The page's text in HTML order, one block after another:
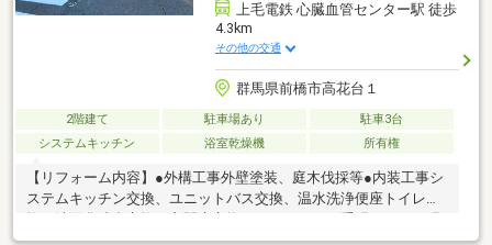
上毛電鉄 心臓血管センター駅 徒歩
4.3km
その他の交通
群馬県前橋市高花台１
2階建て 駐車場あり
駐車3台
システムキッチン
浴室乾燥機 所有権
【リフォーム内容】●外構工事外壁塗装、庭木伐採等●内装工事シ
ステムキッチン交換、ユニットバス交換、温水洗浄便座トイレ交
替、シューズボックス交換、建具交換、インターホン設置、火災